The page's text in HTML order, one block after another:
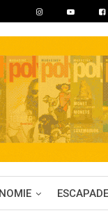
ESCAPADE